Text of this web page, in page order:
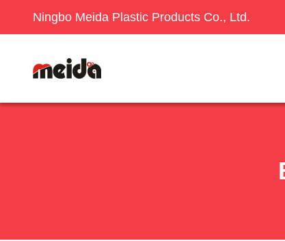
Ningbo Meida Plastic Products Co., Ltd.